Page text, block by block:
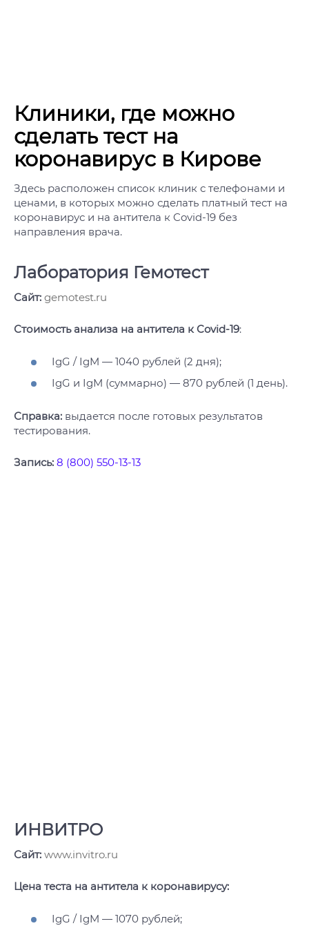
Клиники, где можно
сделать тест на
коронавирус в Кирове
Здесь расположен список клиник с телефонами и
ценами, в которых можно сделать платный тест на
коронавирус и на антитела к Covid-19 без
направления врача.
Лаборатория Гемотест
Сайт: gemotest.ru
Стоимость анализа на антитела к Covid-19:
IgG / IgM — 1040 рублей (2 дня);
IgG и IgM (суммарно) — 870 рублей (1 день).
Справка: выдается после готовых результатов
тестирования.
Запись: 8 (800) 550-13-13
ИНВИТРО
Сайт: www.invitro.ru
Цена теста на антитела к коронавирусу:
IgG / IgM — 1070 рублей;